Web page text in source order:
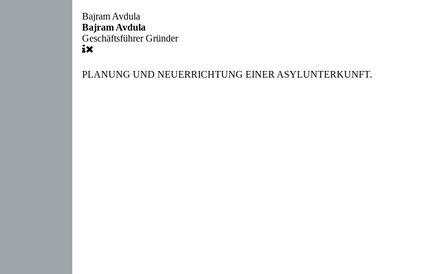
Bajram Avdula
Bajram Avdula
GeschäftsführerGründer
PLANUNG UND NEUERRICHTUNG EINER ASYLUNTERKUNFT.